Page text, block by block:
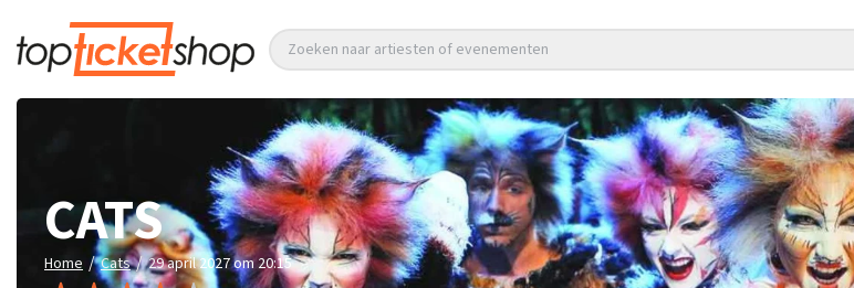
Zoeken naar artiesten of evenementen
CATS
Home / Cats / 29 april 2027 om 20:15